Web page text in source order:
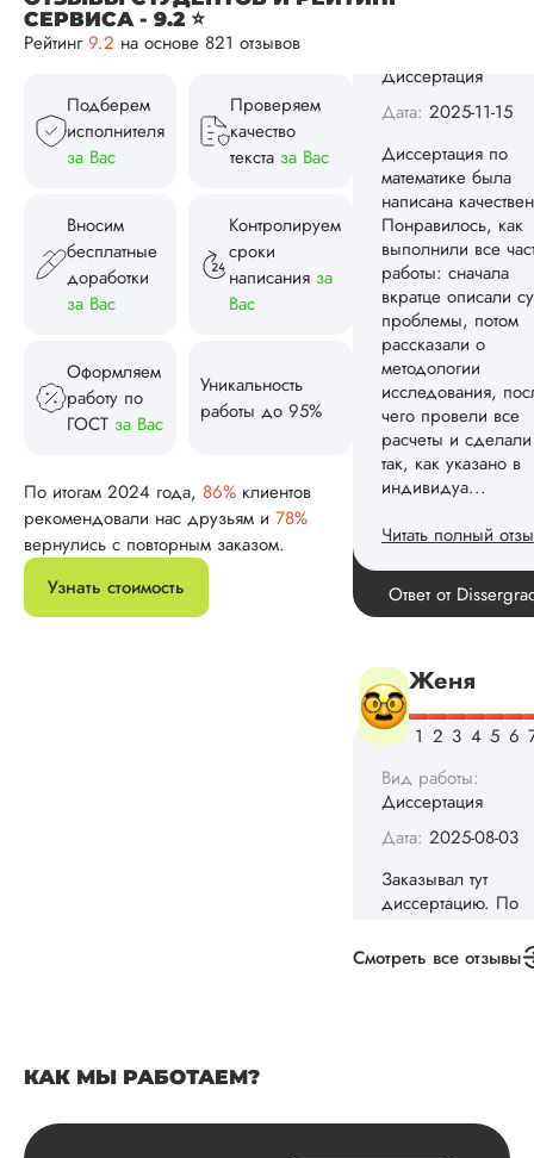
СЕРВИСА - 9.2 ⭐
Рейтинг 9.2 на основе 821 отзывов
Подберем
исполнителя
за Вас
Проверяем
качество
текста за Вас
Вносим
бесплатные
доработки
за Вас
Контролируем
сроки
написания за
Вас
Оформляем
работу по
ГОСТ за Вас
Уникальность
работы до 95%
По итогам 2024 года, 86% клиентов
рекомендовали нас друзьям и 78%
вернулись с повторным заказом.
Узнать стоимость
проблемы, потом
исследования,
чего провели все
так, как указано в
индивидуа...
Читать полный
Спасибо!
ваши слова
Ответ от
Женя
Вид работы:
Диссертация
Дата:2025-08-03
Заказывал тут
диссертацию. По
срокам и
внушительно, но
выхода не
не успел бы
самостоятельно.
менеджер
держал меня в
о статусе заказа.
исследования
выполнена в...
Читать полный
Вид работы:
Смотреть все отзывы
КАК МЫ РАБОТАЕМ?